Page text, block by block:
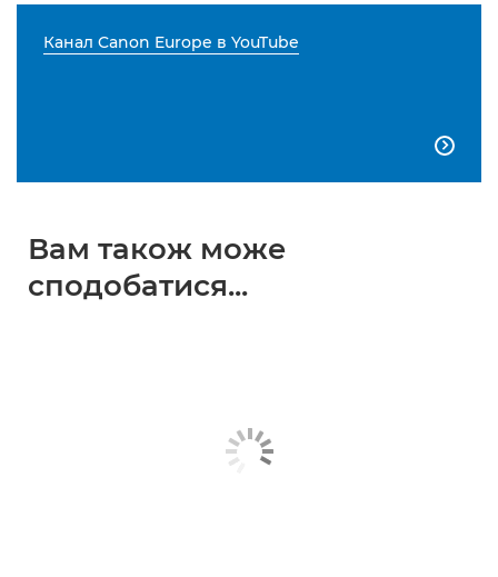
Канал Canon Europe в YouTube

Вам також може
сподобатися...